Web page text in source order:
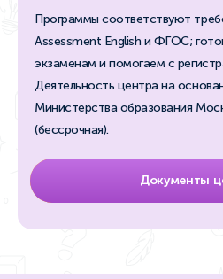
Программы соответствуют
Assessment English и ФГОС;
экзаменам и помогаем с
Деятельность центра на
Министерства образования
(бессрочная).
Документы